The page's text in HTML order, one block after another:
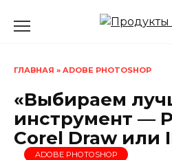
ГЛАВНАЯ » ADOBE PHOTOSHOP
«Выбираем
инструмент —
Corel Draw или
ADOBE PHOTOSHOP